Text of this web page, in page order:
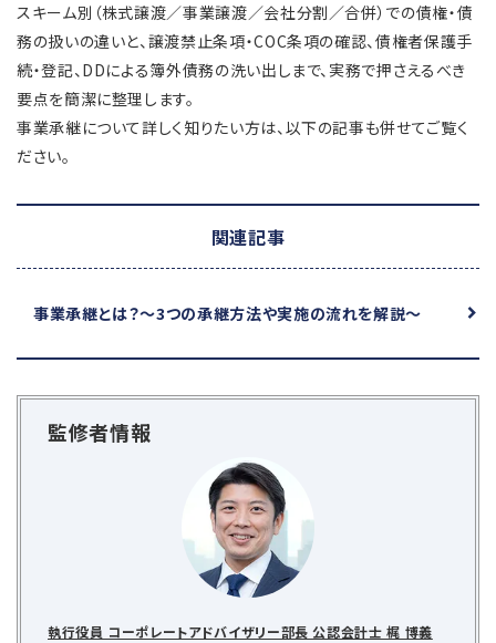
スキーム別（株式譲渡／事業譲渡／会社分割／合併）での債権・債
務の扱いの違いと、譲渡禁止条項・COC条項の確認、債権者保護手
続・登記、DDによる簿外債務の洗い出しまで、実務で押さえるべき
要点を簡潔に整理します。
事業承継について詳しく知りたい方は、以下の記事も併せてご覧く
ださい。
関連記事
事業承継とは？～3つの承継方法や実施の流れを解説～
監修者情報
執行役員 コーポレートアドバイザリー部長 公認会計士 梶 博義